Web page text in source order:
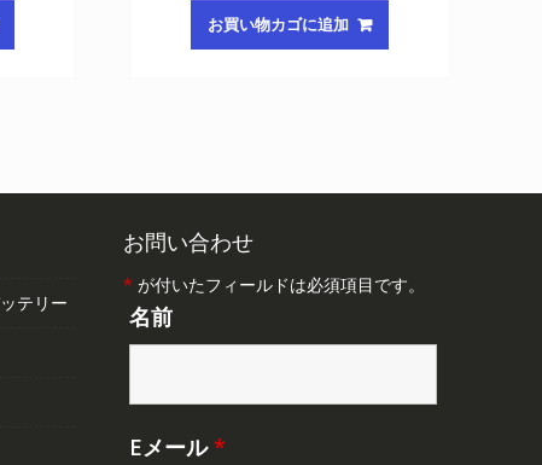
お買い物カゴに追加
テリー
お問い合わせ
* が付いたフィールドは必須項目です。
名前
Eメール*